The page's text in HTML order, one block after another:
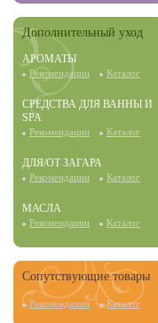
Дополнительный уход
АРОМАТЫ
Рекомендации Каталог
СРЕДСТВА ДЛЯ ВАННЫ И
SPA
Рекомендации Каталог
ДЛЯ/ОТ ЗАГАРА
Рекомендации Каталог
МАСЛА
Рекомендации Каталог
Сопутствующие товары
Рекомендации Каталог